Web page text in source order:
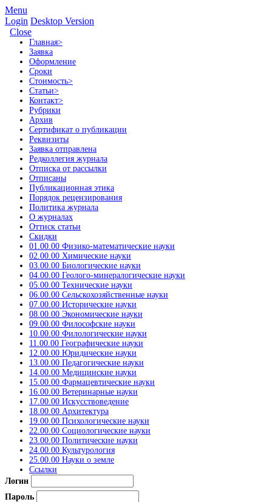
Menu
Login Desktop Version
Close
Главная>
Заявка
Оформление
Сроки
Стоимость>
Статьи>
Контакт>
Рубрики
Архив
Сертификат о публикации
Реквизиты
Заявка отправлена
Редколлегия журнала
Отписка от рассылки
Отписаны
Публикационная этика
Порядок рецензирования
Политика журнала
О журналах
Оттиск статьи
Скидки
01.00.00 Физико-математические науки
02.00.00 Химические науки
03.00.00 Биологические науки
04.00.00 Геолого-минералогические науки
05.00.00 Технические науки
06.00.00 Сельскохозяйственные науки
07.00.00 Исторические науки
08.00.00 Экономические науки
09.00.00 Философские науки
10.00.00 Филологические науки
11.00.00 Географические науки
12.00.00 Юридические науки
13.00.00 Педагогические науки
14.00.00 Медицинские науки
15.00.00 Фармацевтические науки
16.00.00 Ветеринарные науки
17.00.00 Искусствоведение
18.00.00 Архитектура
19.00.00 Психологические науки
22.00.00 Социологические науки
23.00.00 Политические науки
24.00.00 Культурология
25.00.00 Науки о земле
Ссылки
Логин
Пароль